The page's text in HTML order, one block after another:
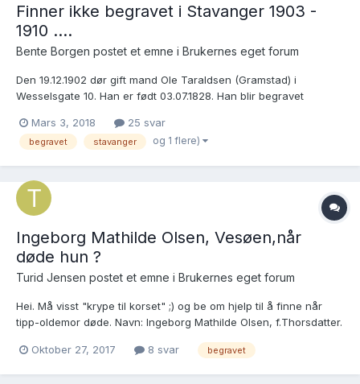
Finner ikke begravet i Stavanger 1903 -
1910 ....
Bente Borgen postet et emne i Brukernes eget forum
Den 19.12.1902 dør gift mand Ole Taraldsen (Gramstad) i
Wesselsgate 10. Han er født 03.07.1828. Han blir begravet
Eriksdatter Hauge, f. 01.04.1830 i Stavanger. Jeg leter etter
hennes død. Jeg finner henne ikke i folketelli...
Mars 3, 2018 25 svar
begravet stavanger og 1 flere)
Ingeborg Mathilde Olsen, Vesøen,når
døde hun ?
Turid Jensen postet et emne i Brukernes eget forum
Hei. Må visst "krype til korset" ;) og be om hjelp til å finne når
tipp-oldemor døde. Navn: Ingeborg Mathilde Olsen, f.Thorsdatter.
:https://media.digitalarkivet.no/kb20060113040532 Hun levde
Oktober 27, 2017 8 svar begravet